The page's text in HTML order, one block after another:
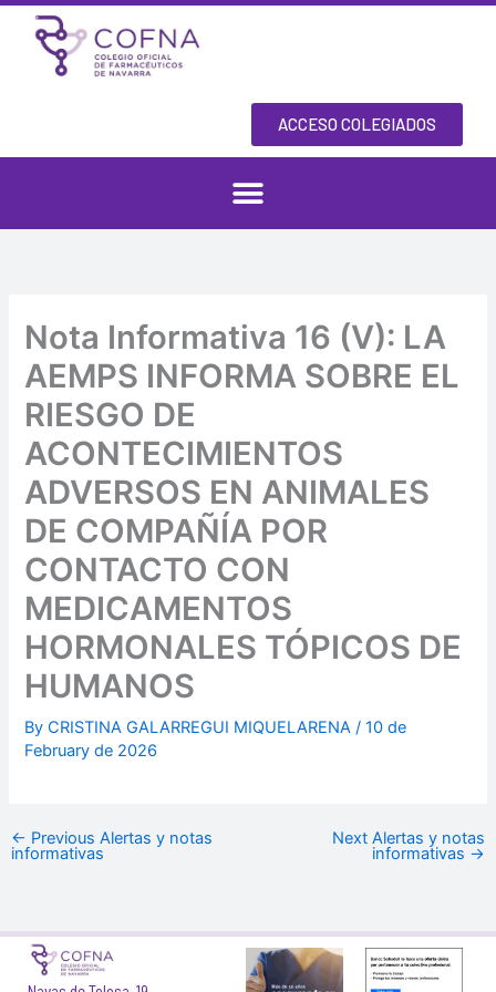
Skip
content
ACCESO COLEGIADOS
Nota Informativa 16 (V): LA
AEMPS INFORMA SOBRE EL
RIESGO DE
ACONTECIMIENTOS
ADVERSOS EN ANIMALES
DE COMPAÑÍA POR
CONTACTO CON
MEDICAMENTOS
HORMONALES TÓPICOS DE
HUMANOS
ByCRISTINA GALARREGUI MIQUELARENA/10 de
February de 2026
← Previous Alertas y notas
informativas
Next Alertas y notas
informativas →